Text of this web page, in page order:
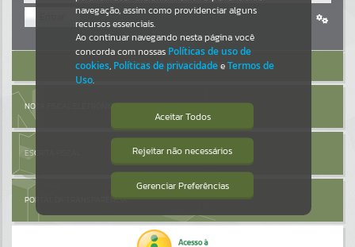
NOTÍCIAS
Por favor, aguarde...
Por favor, aguarde...
Por favor, aguarde...
Cadastre-se|Recuperar Senha
ACESSAR SEM LOGIN
NOTA FISCAL ELETRÔNICA
ESCRITA FISCAL
PORTAL DA TRANSPARÊNCIA
navegação, assim como providenciar alguns
recursos essenciais.
Ao continuar navegando nesta página você
concorda com nossas Políticas de uso de
cookies, Políticas de privacidadeeTermos de
Uso.
Aceitar Todos
Rejeitar não necessários
Gerenciar Preferências
Isto significa que diversos recursos
providenciados poderão não estar